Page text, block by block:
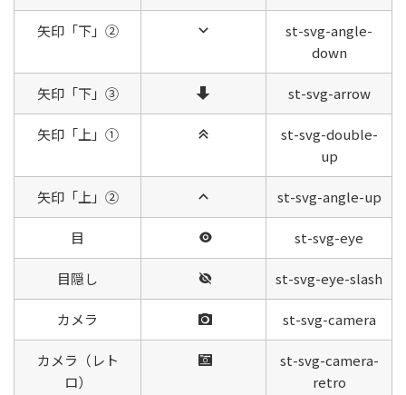
矢印「下」②
st-svg-angle-
down
矢印「下」③ st-svg-arrow
矢印「上」①
st-svg-double-
up
矢印「上」② st-svg-angle-up
目 st-svg-eye
目隠し st-svg-eye-slash
カメラ st-svg-camera
カメラ（レト
ロ）
st-svg-camera-
retro